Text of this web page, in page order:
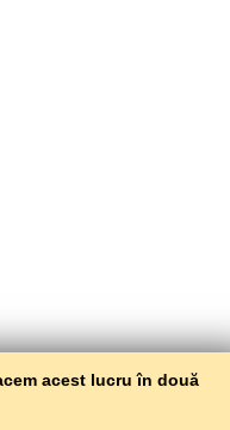
acest lucru în două